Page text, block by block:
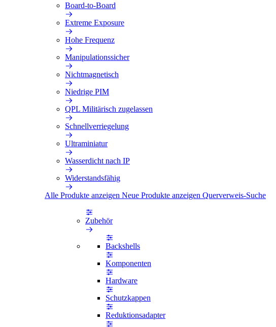
Board-to-Board
Extreme Exposure
Hohe Frequenz
Manipulationssicher
Nichtmagnetisch
Niedrige PIM
QPL Militärisch zugelassen
Schnellverriegelung
Ultraminiatur
Wasserdicht nach IP
Widerstandsfähig
Alle Produkte anzeigen Neue Produkte anzeigen Querverweis-Suche
Zubehör
Backshells
Komponenten
Hardware
Schutzkappen
Reduktionsadapter